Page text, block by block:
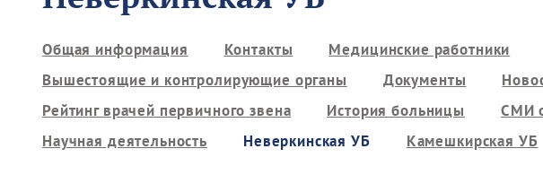
Общая информация Контакты Медицинские работники
Вышестоящие и контролирующие органы
Документы
Рейтинг врачей первичного звена
История больницы СМИ
Научная деятельность
Неверкинская УБ Камешкирская УБ